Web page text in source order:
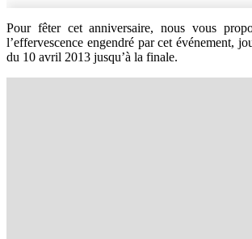
Pour fêter cet anniversaire, nous vous
l’effervescence engendré par cet événement,
du 10 avril 2013 jusqu’à la finale.